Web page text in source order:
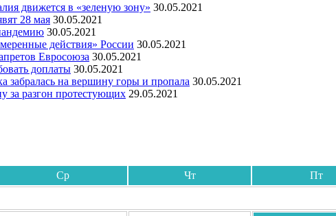
движется в «зеленую зону» 30.05.2021
28 мая 30.05.2021
30.05.2021
действия» России 30.05.2021
Евросоюза 30.05.2021
доплаты 30.05.2021
на вершину горы и пропала 30.05.2021
разгон протестующих 29.05.2021
Ср Чт Пт